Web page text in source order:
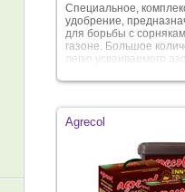
Специальное,
удобрение,
для борьбы с
газоне. Большое
легко усваиваемого
стимулирует активный
подавляется рост
Благодаря специфике,
использовании.
Agrecol